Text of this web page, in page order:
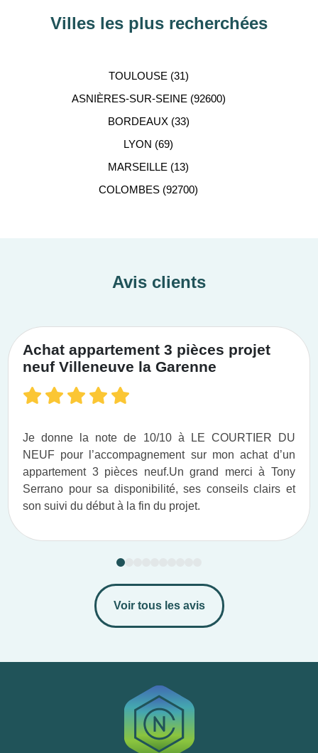
Villes les plus recherchées
TOULOUSE (31)
ASNIÈRES-SUR-SEINE (92600)
BORDEAUX (33)
LYON (69)
MARSEILLE (13)
COLOMBES (92700)
Avis clients
Achat appartement 3 pièces projet
neuf Villeneuve la Garenne
Je donne la note de 10/10 à LE COURTIER DU
NEUF pour l’accompagnement sur mon achat d’un
appartement 3 pièces neuf.​ Un grand merci à Tony
Serrano pour sa disponibilité, ses conseils clairs et
son suivi du début à la fin du projet.​
Voir tous les avis